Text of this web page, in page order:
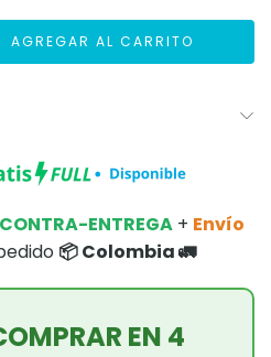
ENTREGA + Envío
📦 Colombia 🚛
EN 4